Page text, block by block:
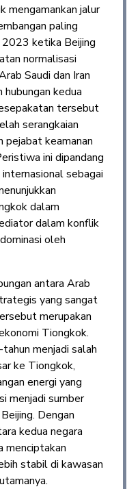
mengamankan jalur
paling
ketika Beijing
normalisasi
Saudi dan Iran
kedua
tersebut
serangkaian
pejabat keamanan
ini dipandang
sebagai
dalam
dalam konflik
oleh
antara Arab
yang sangat
merupakan
Tiongkok.
menjadi salah
ke Tiongkok,
energi yang
menjadi sumber
Dengan
kedua negara
menciptakan
stabil di kawasan